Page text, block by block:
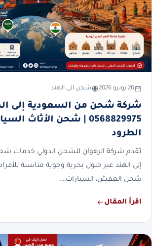
20 يونيو 2026 شحن الى الهند
شركة شحن من السعودية إلى
0568829975 | شحن الأثاث
الطرود
تقدم شركة الرهوان للشحن الدولي خدمات
إلى الهند عبر حلول بحرية وجوية مناسبة
شحن العفش، السيارات،…
اقرأ المقال